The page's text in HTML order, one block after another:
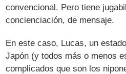
convencional. Pero tiene
concienciación, de mensaje.
En este caso, Lucas, un
Japón (y todos más o menos
complicados que son los